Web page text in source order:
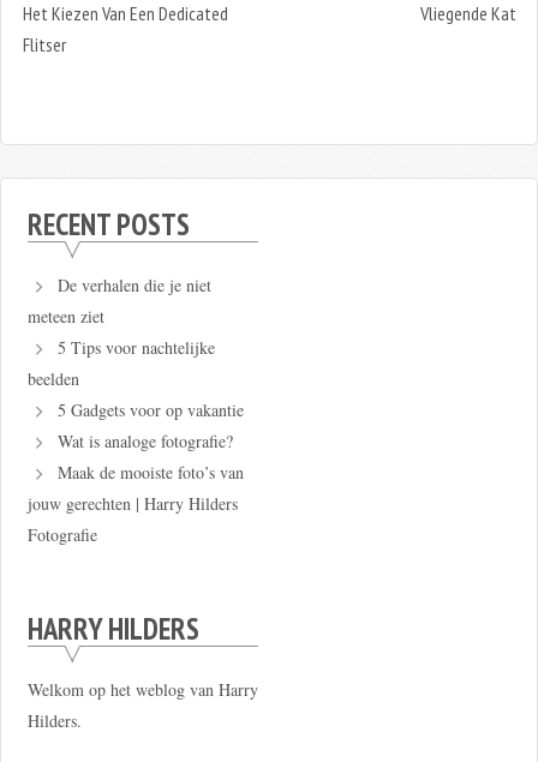
Het Kiezen Van Een Dedicated
Flitser
Vliegende Kat
RECENT POSTS
De verhalen die je niet
meteen ziet
5 Tips voor nachtelijke
beelden
5 Gadgets voor op vakantie
Wat is analoge fotografie?
Maak de mooiste foto’s van
jouw gerechten | Harry Hilders
Fotografie
HARRY HILDERS
Welkom op het weblog van Harry
Hilders.